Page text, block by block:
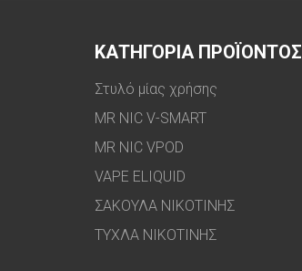
ΚΑΤΗΓΟΡΙΑ ΠΡΟΪΟΝΤΟΣ
Στυλό μίας χρήσης
MR NIC V-SMART
MR NIC VPOD
VAPE ELIQUID
ΣΑΚΟΥΛΑ ΝΙΚΟΤΙΝΗΣ
ΤΥΧΛΑ ΝΙΚΟΤΙΝΗΣ